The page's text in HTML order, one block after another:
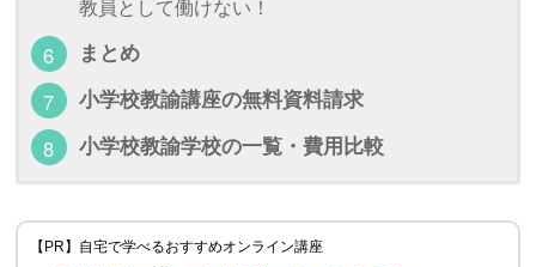
教員として働けない！
まとめ
小学校教諭講座の無料資料請求
小学校教諭学校の一覧・費用比較
【PR】自宅で学べるおすすめオンライン講座